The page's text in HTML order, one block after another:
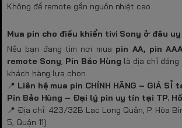
Không để remote gần nguồn nhiệt cao
Mua pin cho điều khiển tivi Sony ở đâu
Nếu bạn đang tìm nơi mua pin AA, pin
remote Sony, Pin Bảo Hùng là địa chỉ
khách hàng lựa chọn.
📍 Liên hệ mua pin CHÍNH HÃNG – GIÁ SỈ
Pin Bảo Hùng – Đại lý pin uy tín tại TP.
📍 Địa chỉ: 423/32B Lạc Long Quân, P. Hòa
5, Quận 11)